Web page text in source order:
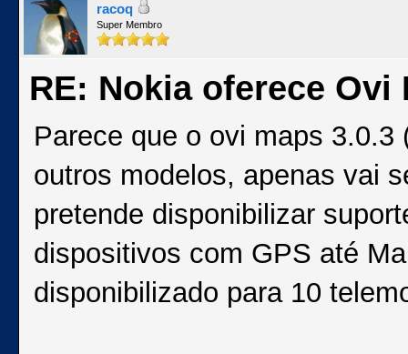
racoq
Super Membro
RE: Nokia oferece Ovi
Parece que o ovi maps
outros modelos, apenas vai
pretende disponibilizar
dispositivos com GPS até
disponibilizado para 10